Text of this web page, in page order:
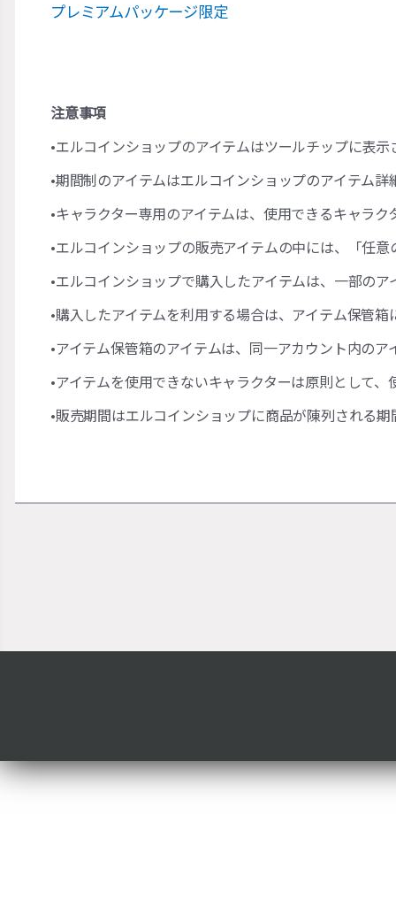
プレミアムパッケージ限定
注意事項
•エルコインショップのアイテムはツールチップに表
•期間制のアイテムはエルコインショップのアイテム
•キャラクター専用のアイテムは、使用できるキャラ
•エルコインショップの販売アイテムの中には、「任
•エルコインショップで購入したアイテムは、一部の
•購入したアイテムを利用する場合は、アイテム保管
•アイテム保管箱のアイテムは、同一アカウント内の
•アイテムを使用できないキャラクターは原則として
•販売期間はエルコインショップに商品が陳列される